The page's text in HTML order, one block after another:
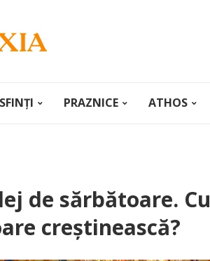
SFINȚI PRAZNICE ATHOS
de sărbătoare.
creștinească?